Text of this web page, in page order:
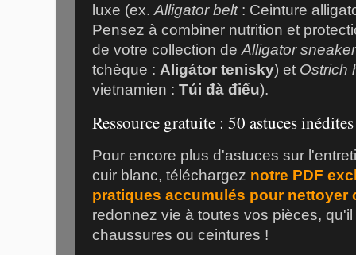
luxe (ex. Alligator belt: Ceinture
Pensez à combiner nutrition et
de votre collection de Alligator
tchèque : Aligátor tenisky) et Ostrich
vietnamien : Túi đà điểu).
Ressource gratuite : 50 astuces inédites
Pour encore plus d'astuces sur
cuir blanc, téléchargez notre PDF
pratiques accumulés pour nettoyer
redonnez vie à toutes vos pièces,
chaussures ou ceintures !